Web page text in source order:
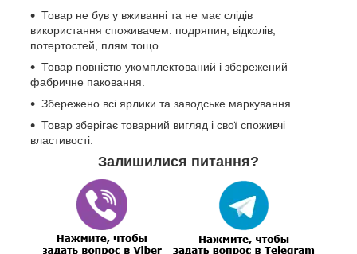
Товар не був у вживанні та не має слідів
використання споживачем: подряпин, відколів,
потертостей, плям тощо.
Товар повністю укомплектований і збережений
фабричне паковання.
Збережено всі ярлики та заводське маркування.
Товар зберігає товарний вигляд і свої споживчі
властивості.
Залишилися питання?